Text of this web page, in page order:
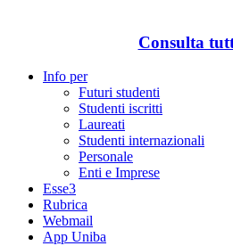
Consulta
Info per
Futuri studenti
Studenti iscritti
Laureati
Studenti internazionali
Personale
Enti e Imprese
Esse3
Rubrica
Webmail
App Uniba